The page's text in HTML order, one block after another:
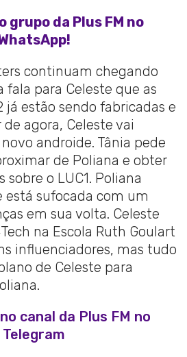
grupo da Plus FM no
continuam chegando
fala para Celeste que as
já estão sendo fabricadas e
agora, Celeste vai
androide. Tânia pede
de Poliana e obter
o LUC1. Poliana
está sufocada com um
em sua volta. Celeste
na Escola Ruth Goulart
influenciadores, mas tudo
de Celeste para
canal da Plus FM no
Telegram